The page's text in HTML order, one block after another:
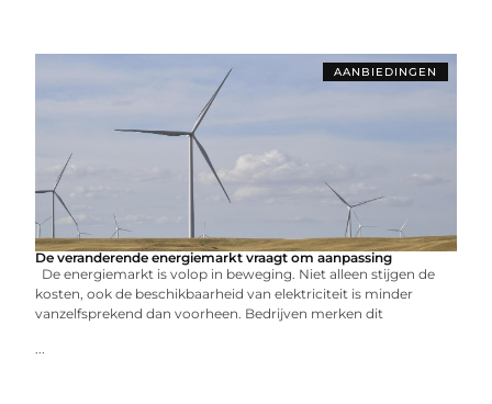
AANBIEDINGEN
De veranderende energiemarkt vraagt om aanpassing
De energiemarkt is volop in beweging. Niet alleen stijgen de
kosten, ook de beschikbaarheid van elektriciteit is minder
vanzelfsprekend dan voorheen. Bedrijven merken dit
...